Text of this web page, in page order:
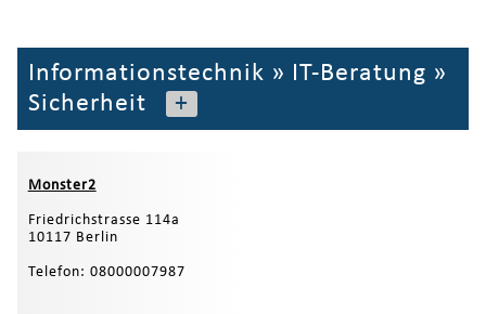
Informationstechnik » IT-Beratung »
Sicherheit
+
Monster2
Friedrichstrasse 114a
10117 Berlin
Telefon: 08000007987